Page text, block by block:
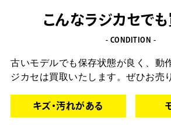
こんなラジカセで
- CONDITION -
古いモデルでも保存状態が良く、動
ジカセは買取いたします。 ぜひお売
キズ・汚れがある